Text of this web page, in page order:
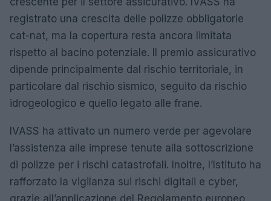
registrato una crescita delle polizze obbligatorie
cat-nat, ma la copertura resta ancora limitata
rispetto al bacino potenziale. Il premio assicurativo
dipende principalmente dal rischio territoriale, in
particolare dal rischio sismico, seguito da rischio
idrogeologico e quello legato alle frane.
IVASS ha attivato un numero verde per agevolare
l’assistenza alle imprese tenute alla sottoscrizione
di polizze per i rischi catastrofali. Inoltre, l’Istituto ha
rafforzato la vigilanza sui rischi digitali e cyber,
grazie all’applicazione del Regolamento europeo